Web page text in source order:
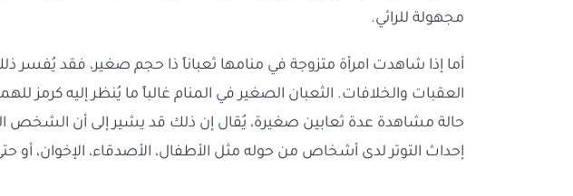
مجهولة للرائي.
أما إذا شاهدت امرأة متزوجة في منامها ثعباناً ذا حجم صغير، فقد يُفسر
العقبات والخلافات. الثعبان الصغير في المنام غالباً ما يُنظر إليه كرمز
حالة مشاهدة عدة ثعابين صغيرة، يُقال إن ذلك قد يشير إلى أن الشخص
إحداث التوتر لدى أشخاص من حوله مثل الأطفال، الأصدقاء، الإخوان، أو